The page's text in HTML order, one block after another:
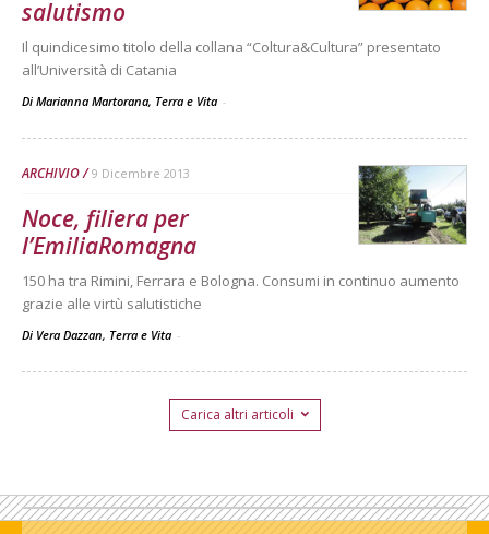
salutismo
Il quindicesimo titolo della collana “Coltura&Cultura” presentato
all’Università di Catania
Di Marianna Martorana, Terra e Vita -
ARCHIVIO 9 Dicembre 2013
Noce, filiera per
l’EmiliaRomagna
150 ha tra Rimini, Ferrara e Bologna. Consumi in continuo aumento
grazie alle virtù salutistiche
Di Vera Dazzan, Terra e Vita -
Carica altri articoli